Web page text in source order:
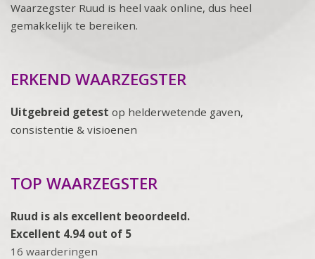
Waarzegster Ruud is heel vaak online, dus heel
gemakkelijk te bereiken.
ERKEND WAARZEGSTER
Uitgebreid getest op helderwetende gaven,
consistentie & visioenen
TOP WAARZEGSTER
Ruud is als excellent beoordeeld.
Excellent 4.94 out of 5
16 waarderingen